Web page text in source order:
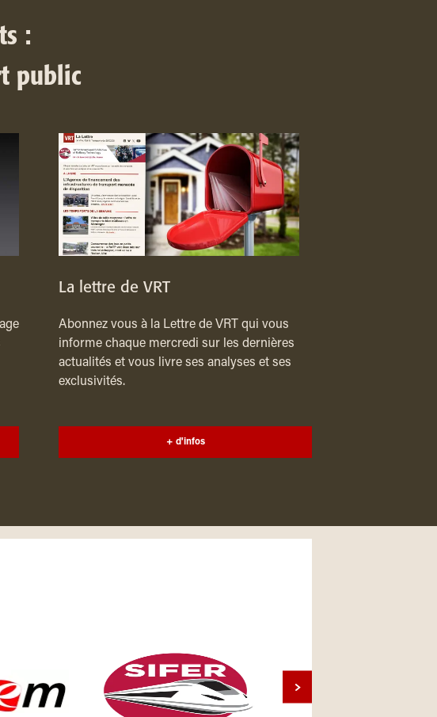
:
public
La lettre de VRT
Abonnez vous à la Lettre de VRT qui vous
informe chaque mercredi sur les dernières
actualités et vous livre ses analyses et ses
exclusivités.
+ d'infos